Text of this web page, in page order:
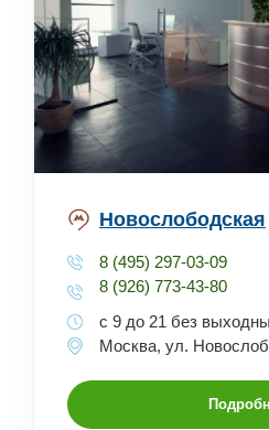
Новослободская
8 (495) 297-03-09
8 (926) 773-43-80
с 9 до 21 без
Москва, ул.